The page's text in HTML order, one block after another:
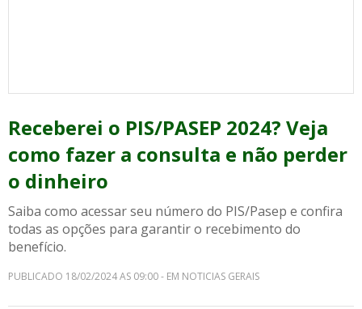
Receberei o PIS/PASEP 2024? Veja
como fazer a consulta e não perder
o dinheiro
Saiba como acessar seu número do PIS/Pasep e confira
todas as opções para garantir o recebimento do
benefício.
PUBLICADO 18/02/2024 AS 09:00 - EM NOTICIAS GERAIS